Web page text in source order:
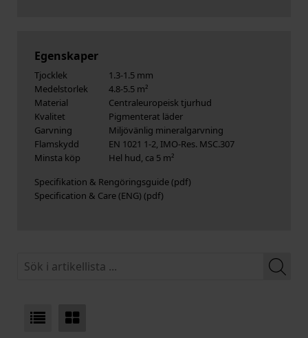
Egenskaper
Tjocklek
1.3-1.5 mm
Medelstorlek
4.8-5.5 m²
Material
Centraleuropeisk tjurhud
Kvalitet
Pigmenterat läder
Garvning
Miljövänlig mineralgarvning
Flamskydd
EN 1021 1-2, IMO-Res. MSC.307
Minsta köp
Hel hud, ca 5 m²
Specifikation & Rengöringsguide
Specification & Care (ENG)